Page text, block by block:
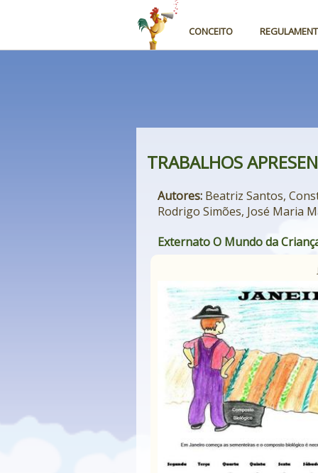
CONCEITO
TRABALHOS
Autores: Beatriz Santos,
Rodrigo Simões, José Maria
Externato O Mundo da